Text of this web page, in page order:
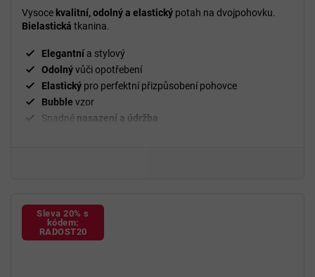
5,0
z
hvězdiček.
Vysoce kvalitní, odolný a elastický potah na dvojpohovku.
Bielastická tkanina.
Elegantní a stylový
Odolnývůči opotřebení
Elastický pro perfektní přizpůsobení pohovce
Bubble vzor
Snadné nasazení a údržba
Sleva 20% s
kódem:
RADOST20